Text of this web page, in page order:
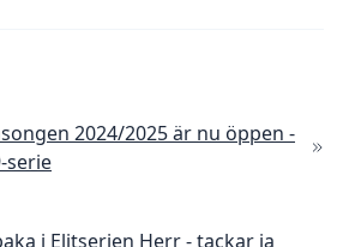
2024/2025 är nu öppen -
serie
i Elitserien Herr - tackar ja